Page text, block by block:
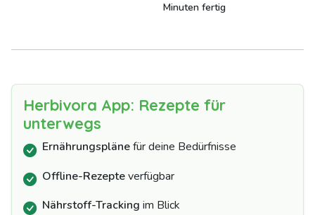
Minuten fertig
Herbivora App: Rezepte für
unterwegs
Ernährungsplänefür deine Bedürfnisse
Offline-Rezepteverfügbar
Nährstoff-Tracking im Blick